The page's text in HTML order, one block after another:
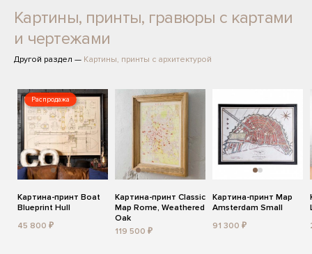
Картины, принты, гравюры с картами
и чертежами
Другой раздел — Картины, принты с архитектурой
Распродажа
Картина-принт Boat
Blueprint Hull
45 800 ₽
Картина-принт Classic
Map Rome, Weathered
Oak
119 500 ₽
Картина-принт Map
Amsterdam Small
91 300 ₽